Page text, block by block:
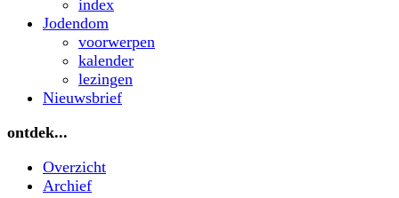
index
Jodendom
voorwerpen
kalender
lezingen
Nieuwsbrief
ontdek...
Overzicht
Archief